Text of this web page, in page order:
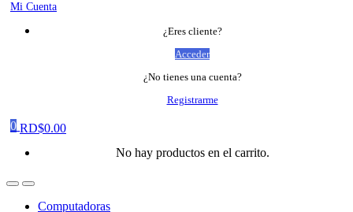
Mi Cuenta
¿Eres cliente?
Acceder
¿No tienes una cuenta?
Registrarme
0 RD$0.00
No hay productos en el carrito.
Computadoras